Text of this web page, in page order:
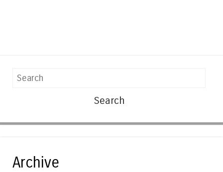
Search
Archive